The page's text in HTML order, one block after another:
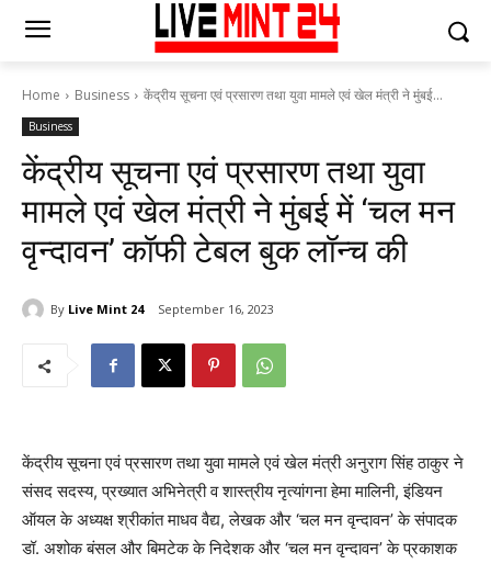
Home Business केंद्रीय सूचना एवं प्रसारण तथा युवा मामले एवं खेल मंत्री ने मुंबई...
Business
केंद्रीय सूचना एवं प्रसारण तथा युवा
मामले एवं खेल मंत्री ने मुंबई में ‘चल मन
वृन्दावन’ कॉफी टेबल बुक लॉन्च की
By Live Mint 24 September 16, 2023
केंद्रीय सूचना एवं प्रसारण तथा युवा मामले एवं खेल मंत्री अनुराग सिंह ठाकुर ने
संसद सदस्य, प्रख्यात अभिनेत्री व शास्त्रीय नृत्यांगना हेमा मालिनी, इंडियन
ऑयल के अध्यक्ष श्रीकांत माधव वैद्य, लेखक और ‘चल मन वृन्दावन’ के संपादक
डॉ. अशोक बंसल और बिमटेक के निदेशक और ‘चल मन वृन्दावन’ के प्रकाशक